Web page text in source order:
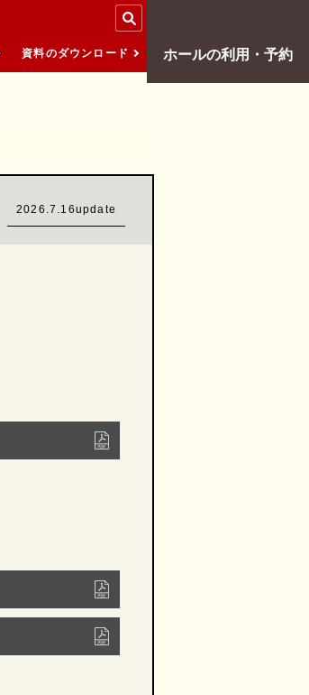
資料のダウンロード ホールの利用・予約
2026.7.16update